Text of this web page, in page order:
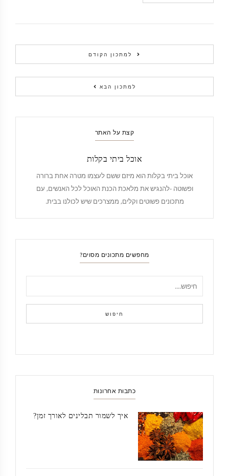
למתכון הקודם
למתכון הבא
קצת על האתר
אוכל ביתי בקלות
אוכל ביתי בקלות הוא מיזם ששם לעצמו מטרה אחת ברורה
ופשוטה -להנגיש את מלאכת הכנת האוכל לכל האנשים, עם
מתכונים פשוטים וקלים, ממצרכים שיש לכולנו בבית.
מחפשים מתכונים מסוים?
חיפוש
כתבות אחרונות
איך לשמור תבלינים לאורך זמן?